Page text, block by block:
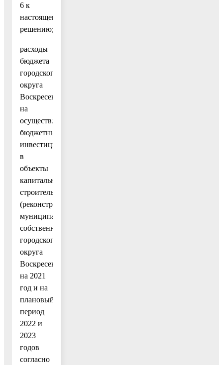
6 к
настоящему
решению;
расходы
бюджета
городского
округа
Воскресенск
на
осуществление
бюджетных
инвестиций
в
объекты
капитального
строительства
(реконструкции)
муниципальной
собственности
городского
округа
Воскресенск
на 2021
год и на
плановый
период
2022 и
2023
годов
согласно